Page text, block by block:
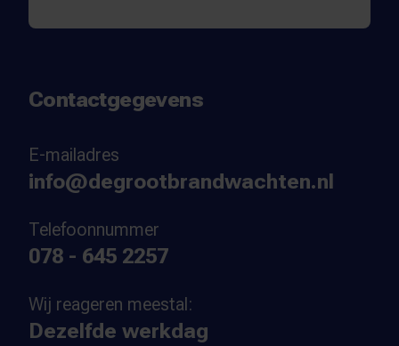
Contactgegevens
E-mailadres
info@degrootbrandwachten.nl
Telefoonnummer
078 - 645 2257
Wij reageren meestal:
Dezelfde werkdag